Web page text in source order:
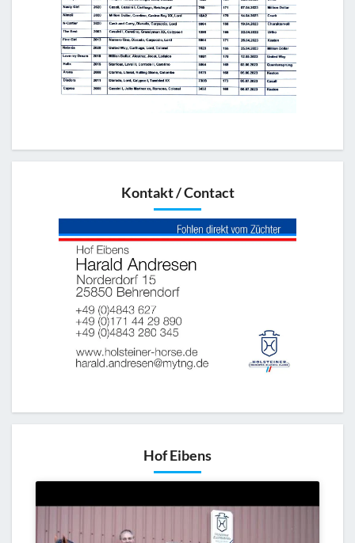
Kontakt / Contact
Hof Eibens